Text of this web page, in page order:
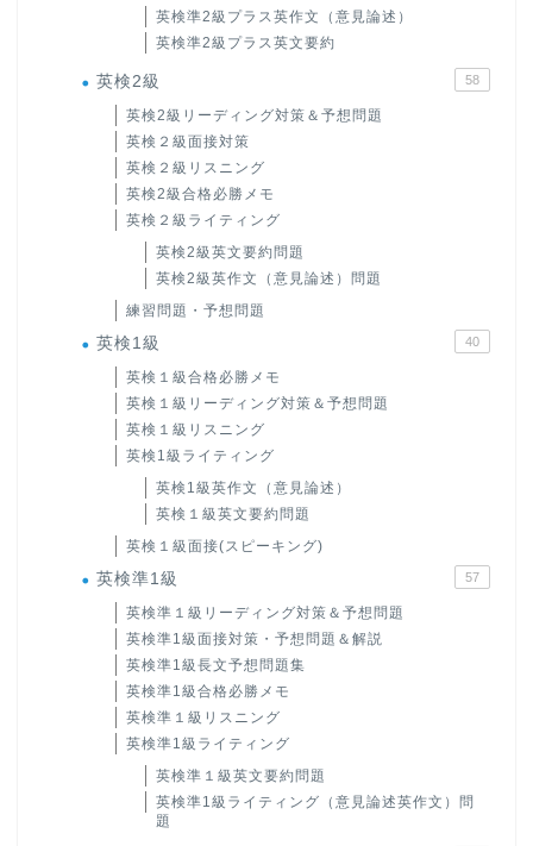
英検準2級プラス英作文（意見論述）
英検準2級プラス英文要約
英検2級 58
英検2級リーディング対策＆予想問題
英検２級面接対策
英検２級リスニング
英検2級合格必勝メモ
英検２級ライティング
英検2級英文要約問題
英検2級英作文（意見論述）問題
練習問題・予想問題
英検1級 40
英検１級合格必勝メモ
英検１級リーディング対策＆予想問題
英検１級リスニング
英検1級ライティング
英検1級英作文（意見論述）
英検１級英文要約問題
英検１級面接(スピーキング)
英検準1級 57
英検準１級リーディング対策＆予想問題
英検準1級面接対策・予想問題＆解説
英検準1級長文予想問題集
英検準1級合格必勝メモ
英検準１級リスニング
英検準1級ライティング
英検準１級英文要約問題
英検準1級ライティング（意見論述英作文）問
題